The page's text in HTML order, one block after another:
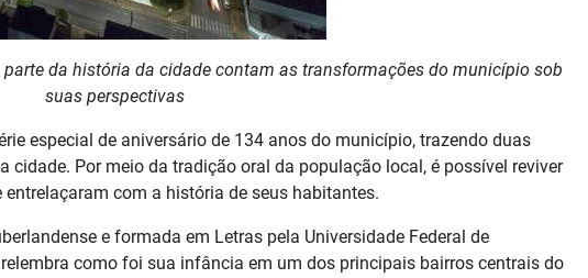
da história da cidade contam as transformações do município sob
suas perspectivas
especial de aniversário de 134 anos do município, trazendo duas
cidade. Por meio da tradição oral da população local, é possível reviver
com a história de seus habitantes.
e formada em Letras pela Universidade Federal de
como foi sua infância em um dos principais bairros centrais do